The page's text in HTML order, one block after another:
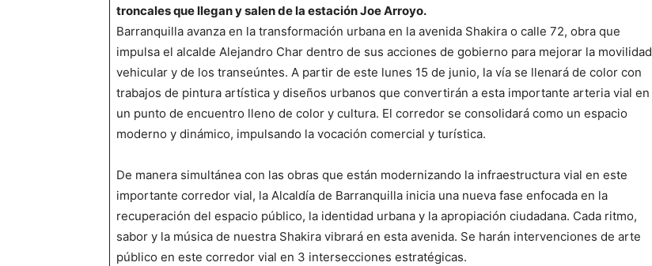
troncales que llegan y salen de la estación Joe Arroyo.
Barranquilla avanza en la transformación urbana en la avenida Shakira o calle 72, obra que
impulsa el alcalde Alejandro Char dentro de sus acciones de gobierno para mejorar la movilidad
vehicular y de los transeúntes. A partir de este lunes 15 de junio, la vía se llenará de color con
trabajos de pintura artística y diseños urbanos que convertirán a esta importante arteria vial en
un punto de encuentro lleno de color y cultura. El corredor se consolidará como un espacio
moderno y dinámico, impulsando la vocación comercial y turística.
De manera simultánea con las obras que están modernizando la infraestructura vial en este
importante corredor vial, la Alcaldía de Barranquilla inicia una nueva fase enfocada en la
recuperación del espacio público, la identidad urbana y la apropiación ciudadana. Cada ritmo,
sabor y la música de nuestra Shakira vibrará en esta avenida. Se harán intervenciones de arte
público en este corredor vial en 3 intersecciones estratégicas.